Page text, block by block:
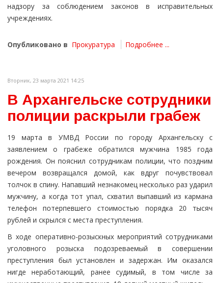
надзору за соблюдением законов в исправительных
учреждениях.
Опубликовано в Прокуратура Подробнее ...
Вторник, 23 марта 2021 14:25
В Архангельске сотрудники
полиции раскрыли грабеж
19 марта в УМВД России по городу Архангельску с
заявлением о грабеже обратился мужчина 1985 года
рождения. Он пояснил сотрудникам полиции, что поздним
вечером возвращался домой, как вдруг почувствовал
толчок в спину. Напавший незнакомец несколько раз ударил
мужчину, а когда тот упал, схватил выпавший из кармана
телефон потерпевшего стоимостью порядка 20 тысяч
рублей и скрылся с места преступления.
В ходе оперативно-розыскных мероприятий сотрудниками
уголовного розыска подозреваемый в совершении
преступления был установлен и задержан. Им оказался
нигде неработающий, ранее судимый, в том числе за